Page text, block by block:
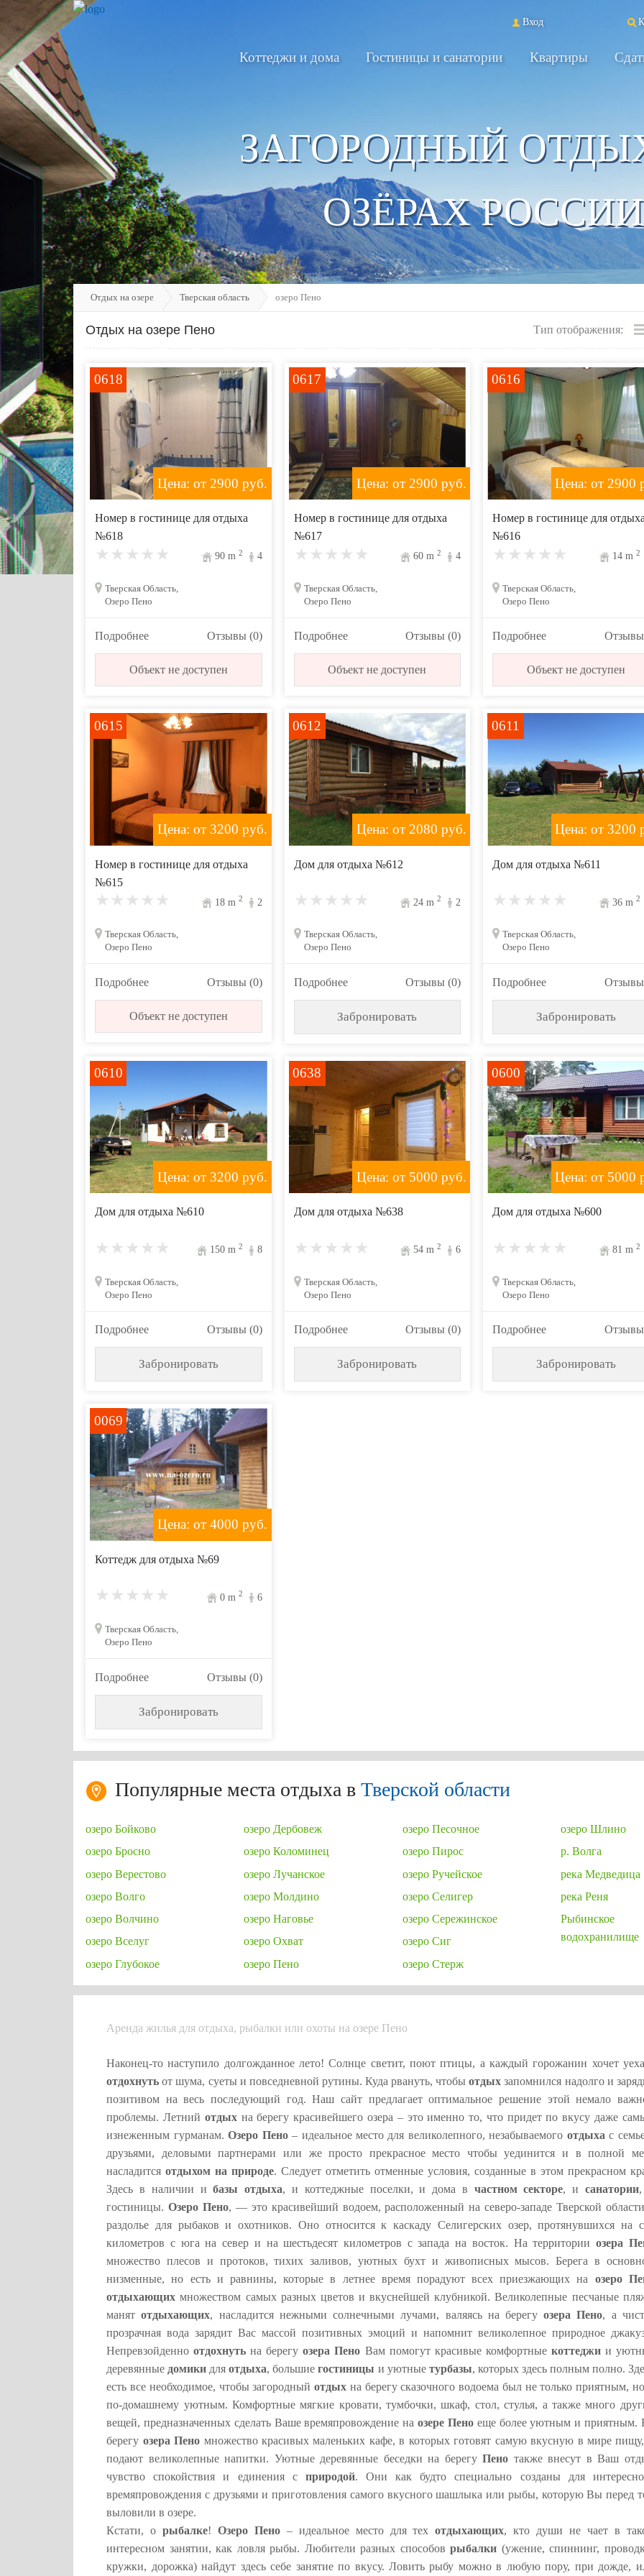
Вход
Коттеджи и дома Гостиницы и санатории Квартиры
ЗАГОРОДНЫЙ
ОЗЁРАХ РОССИИ
Отдых на озере Тверская область озеро Пено
Отдых на озере Пено Тип отображения:
0618
Цена: от 2900 руб.
Номер в гостинице для отдыха
№618
90m 2 4
Тверская Область,
Озеро Пено
Подробнее Отзывы (0)
Объект не доступен
0617
Цена: от 2900 руб.
Номер в гостинице для отдыха
№617
60 m2 4
Тверская Область,
Озеро Пено
Подробнее Отзывы (0)
Объект не доступен
0616
Цена: от 2900
Номер в гостинице для
№616
14m 2
Тверская Область,
Озеро Пено
Подробнее
Объект не доступен
0615
Цена: от 3200 руб.
Номер в гостинице для отдыха
№615
18m 2 2
Тверская Область,
Озеро Пено
Подробнее Отзывы (0)
Объект не доступен
0612
Цена: от 2080 руб.
Дом для отдыха №612
24 m2 2
Тверская Область,
Озеро Пено
Подробнее Отзывы (0)
Забронировать
0611
Цена: от 3200
Дом для отдыха №611
36m 2
Тверская Область,
Озеро Пено
Подробнее
Забронировать
0610
Цена: от 3200 руб.
Дом для отдыха №610
150m 2 8
Тверская Область,
Озеро Пено
Подробнее Отзывы (0)
Забронировать
0638
Цена: от 5000 руб.
Дом для отдыха №638
54 m2 6
Тверская Область,
Озеро Пено
Подробнее Отзывы (0)
Забронировать
0600
Цена: от 5000
Дом для отдыха №600
81 m 2
Тверская Область,
Озеро Пено
Подробнее
Забронировать
0069
Цена: от 4000 руб.
Коттедж для отдыха №69
0m 2 6
Тверская Область,
Озеро Пено
Подробнее Отзывы (0)
Забронировать
Популярные места отдыха вТверской области
озеро Бойково
озеро Бросно
озеро Верестово
озеро Волго
озеро Волчино
озеро Вселуг
озеро Глубокое
озеро Дербовеж
озеро Коломинец
озеро Лучанское
озеро Молдино
озеро Наговье
озеро Охват
озеро Пено
озеро Песочное
озеро Пирос
озеро Ручейское
озеро Селигер
озеро Сережинское
озеро Сиг
озеро Стерж
озеро Шлино
р. Волга
река Медведица
река Реня
Рыбинское
водохранилище
Аренда жилья для отдыха, рыбалки или охоты на озере Пено
Наконец-то наступило долгожданное лето! Солнце светит, поют птицы, а каждый горожанин хочет
отдохнуть от шума, суеты и повседневной рутины. Куда рвануть, чтобыотдых запомнился надолго и
позитивом на весь последующий год. Наш сайт предлагает оптимальное решение этой немало
проблемы. Летний отдыхна берегу красивейшего озера – это именно то, что придет по вкусу даже
изнеженным гурманам.Озеро Пено– идеальное место для великолепного, незабываемого отдыха с
друзьями, деловыми партнерами или же просто прекрасное место чтобы уединится и в полной
насладитсяотдыхом на природе. Следует отметить отменные условия, созданные в этом прекрасном
Здесь в наличии ибазы отдыха, и коттеджные поселки, и дома в частном секторе, исанатории
гостиницы.Озеро Пено, — это красивейший водоем, расположенный на северо-западе Тверской
раздолье для рыбаков и охотников. Оно относится к каскаду Селигерских озер, протянувшихся на
километров с юга на север и на шестьдесят километров с запада на восток. На территорииозера
множество плесов и протоков, тихих заливов, уютных бухт и живописных мысов. Берега в
низменные, но есть и равнины, которые в летнее время порадуют всех приезжающих на озеро
отдыхающих множеством самых разных цветов и вкуснейшей клубникой. Великолепные песчаные
манятотдыхающих, насладится нежными солнечными лучами, валяясь на берегуозера Пено, а
прозрачная вода зарядит Вас массой позитивных эмоций и напомнит великолепное природное
Непревзойденноотдохнуть на берегуозера Пено Вам помогут красивые комфортные коттеджии
деревянные домики дляотдыха, большиегостиницы и уютные турбазы, которых здесь полным полно.
есть все необходимое, чтобы загородныйотдых на берегу сказочного водоема был не только приятным,
по-домашнему уютным. Комфортные мягкие кровати, тумбочки, шкаф, стол, стулья, а также много
вещей, предназначенных сделать Ваше времяпровождение наозере Пеноеще более уютным и приятным.
берегу озера Пено множество красивых маленьких кафе, в которых готовят самую вкусную в мире
подают великолепные напитки. Уютные деревянные беседки на берегуПено также внесут в Ваш
чувство спокойствия и единения с природой. Они как будто специально созданы для
времяпровождения с друзьями и приготовления самого вкусного шашлыка или рыбы, которую Вы перед
выловили в озере.
Кстати, орыбалке! Озеро Пено– идеальное место для техотдыхающих, кто души не чает в
интересном занятии, как ловля рыбы. Любители разных способоврыбалки (ужение, спиннинг,
кружки, дорожка) найдут здесь себе занятие по вкусу. Ловить рыбу можно в любую пору, при дожде,